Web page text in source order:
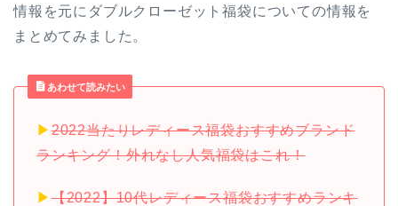
情報を元にダブルクローゼット福袋についての情報を
まとめてみました。
あわせて読みたい
▶︎2022当たりレディース福袋おすすめブランド
ランキング！外れなし人気福袋はこれ！
▶︎【2022】10代レディース福袋おすすめランキ